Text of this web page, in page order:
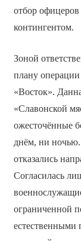
отбор
контингентом.
Зоной
плану
«Восток».
«Славонской
ожесточённые
днём, ни ночью.
отказались
Согласилась
ограниченной
естественными